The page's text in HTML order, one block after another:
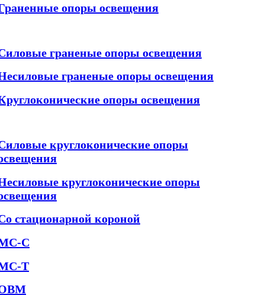
опоры освещения
граненые опоры освещения
граненые опоры освещения
опоры освещения
круглоконические опоры
круглоконические опоры
стационарной короной
С
Т